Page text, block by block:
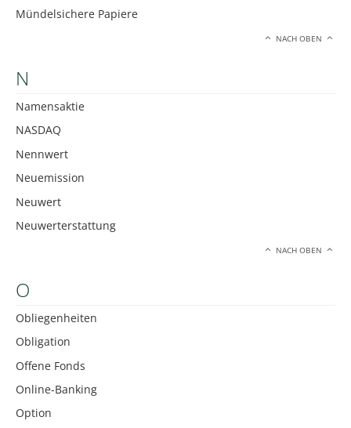
Mündelsichere Papiere
NACH OBEN
N
Namensaktie
NASDAQ
Nennwert
Neuemission
Neuwert
Neuwerterstattung
NACH OBEN
O
Obliegenheiten
Obligation
Offene Fonds
Online-Banking
Option